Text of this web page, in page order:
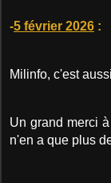
-5 février 2026 :
Milinfo, c'est
Un grand merci
n'en a que plus